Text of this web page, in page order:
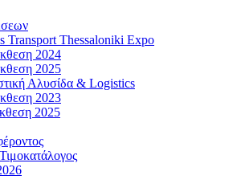
Transport Thessaloniki Expo
2024
2025
Αλυσίδα & Logistics
2023
2025